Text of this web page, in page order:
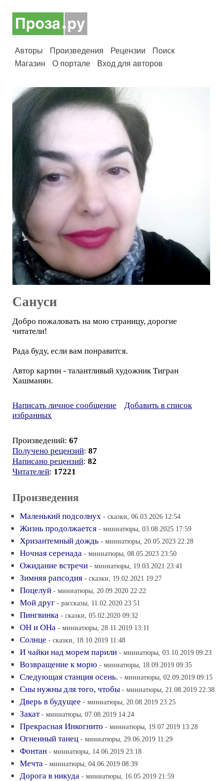
Авторы Произведения Рецензии
Поиск
Магазин
О портале Вход для авторов
Сануси
Добро пожаловать на мою страницу, дорогие
читатели!
Рада буду, если вам понравится.
Автор картин - талантливый художник Тигран
Хашманян.
Написать личное сообщение
Добавить в список
избранных
Произведений: 67
Получено рецензий: 87
Написано рецензий: 82
Читателей: 17221
Произведения
Маленький подсолнух - сказки, 06.03.2026 12:54
Жизнь продолжается - миниатюры, 03.08.2025 17:59
Хризантемный дождь - миниатюры, 20.05.2023 22:28
Ночная серенада - миниатюры, 08.05.2023 23:50
Ожидание встречи - миниатюры, 19.03.2021 23:41
Зимняя рапсодия - сказки, 19.02.2021 19:27
Поцелуй - миниатюры, 20.09.2020 22:22
Мой друг - рассказы, 11.02.2020 23:51
Пингвинка - сказки, 05.02.2020 09:32
ОН и ОНа - миниатюры, 28.11.2019 13:11
Солнце - сказки, 18.10.2019 11:48
И чайки над морем парили - миниатюры, 03.10.2019 09:23
Возвращение к морю - миниатюры, 18.09.2019 09:35
Следующая станция осень. - миниатюры, 02.09.2019 09:15
Сны нужны для того, чтобы - миниатюры, 21.08.2019 22:38
Дверь в будущее - миниатюры, 20.08.2019 23:25
Закат - миниатюры, 07.08.2019 14:24
Прекрасная Инкогнито - миниатюры, 19.07.2019 13:28
Огненный танец - миниатюры, 29.06.2019 11:29
Фонтан - миниатюры, 14.06.2019 23:18
Мечта - миниатюры, 04.06.2019 08:39
Дорога в никуда - миниатюры, 16.05.2019 21:59